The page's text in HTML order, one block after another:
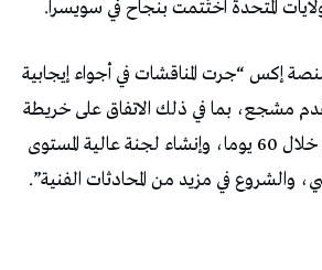
​المتحدة اختُتمت بنجاح في ⁠سويسرا.
إكس “جرت المناقشات في أجواء إيجابية
مشجع، ‌بما في ذلك الاتفاق ⁠على ‌خريطة
طريق نحو اتفاق نهائي خلال 60 يوما، وإنشاء لجنة ‌عالية المستوى
والشروع في ‌مزيد من المحادثات الفنية”.